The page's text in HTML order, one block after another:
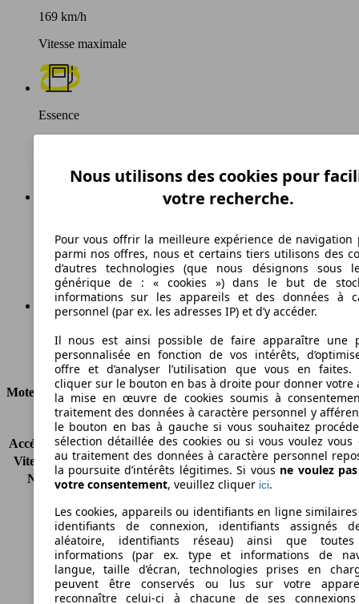
169 km/h
Vitesse maximale
Essence
Émissions de CO2 (combinées)*
Ø 6.4 l/100km
Consommation
Moteur et Puissance
KW (CH)
77 kW (105 PS)
Accélération (0-100 km/h) 12.7s
Vitesse maximale (km/h)
169 km/h
Nombre de vitesses
5
Cylindrée
1197 ccm
Carburant
Essence
Cylindres
4
Transmission
Boîte manuelle
Type de traction
Traction avant
Nous utilisons des cookies pour
votre recherche.
Pour vous offrir la meilleure expérience de navigation
parmi nos offres, nous et certains tiers utilisons des
d’autres technologies (que nous désignons sous
générique de : « cookies ») dans le but de
informations sur les appareils et des données à
personnel (par ex. les adresses IP) et d’y accéder.
Il nous est ainsi possible de faire apparaître une
personnalisée en fonction de vos intérêts,
offre et d’analyser l’utilisation que vous en faites.
cliquer sur le bouton en bas à droite pour donner votre
la mise en œuvre de cookies soumis à
traitement des données à caractère personnel y
le bouton en bas à gauche si vous souhaitez
sélection détaillée des cookies ou si vous voulez vous
au traitement des données à caractère personnel
la poursuite d’intérêts légitimes. Si vous ne voulez
votre consentement, veuillez cliquer ici.
Les cookies, appareils ou identifiants en ligne
identifiants de connexion, identifiants assignés
aléatoire, identifiants réseau) ainsi que
informations (par ex. type et informations de
langue, taille d’écran, technologies prises en
peuvent être conservés ou lus sur votre
reconnaître celui-ci à chacune de ses